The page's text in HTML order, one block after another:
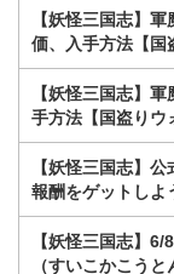
【妖怪三国志】
価、入手方法【国
【妖怪三国志】
手方法【国盗りウ
【妖怪三国志】
報酬をゲットしよ
【妖怪三国志】
（すいこかこう